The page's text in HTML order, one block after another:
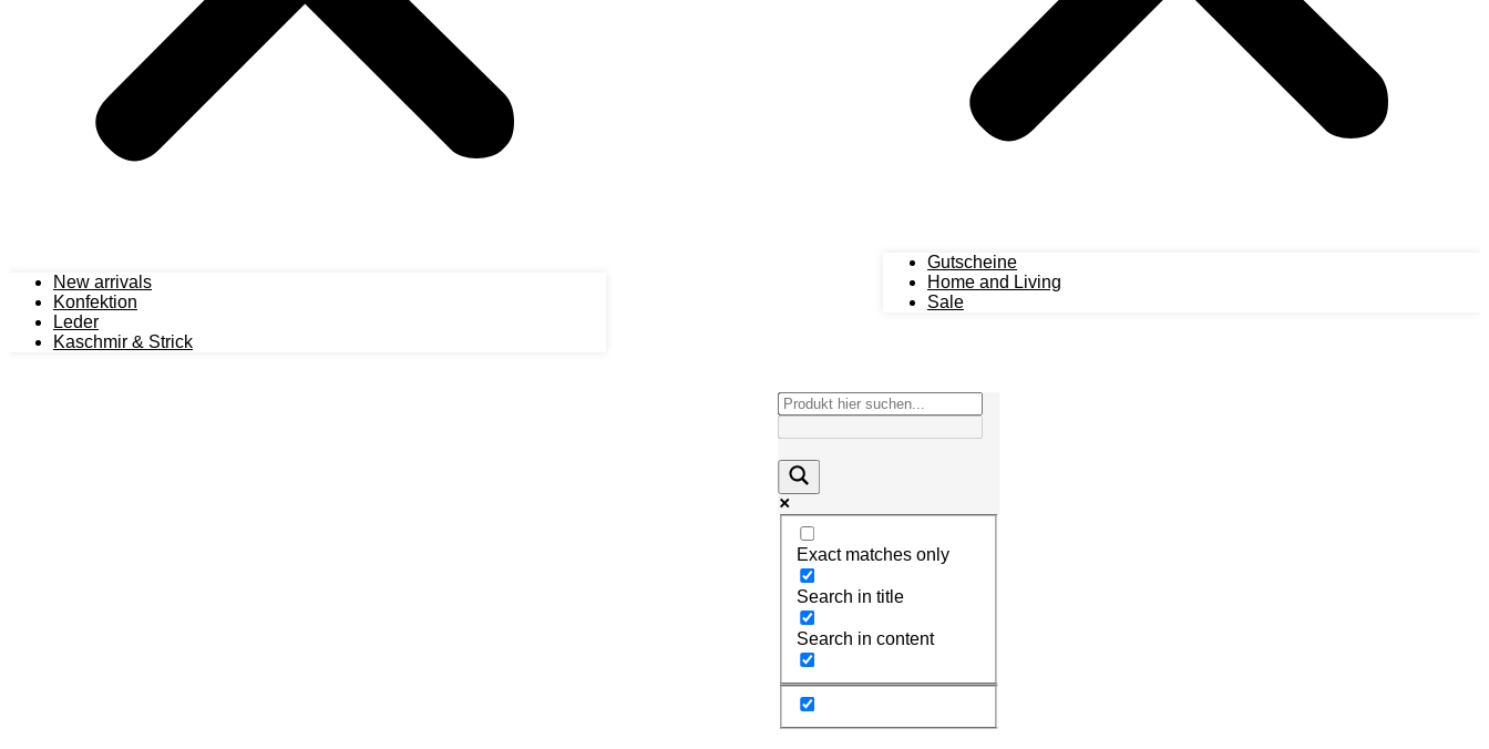
New arrivals
Konfektion
Leder
Kaschmir & Strick
Gutscheine
Home and Living
Sale
Exact matches only
Search in title
Search in content